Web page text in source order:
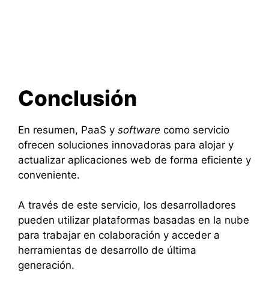
Conclusión
En resumen, PaaS y software como servicio
ofrecen soluciones innovadoras para alojar y
actualizar aplicaciones web de forma eficiente y
conveniente.
A través de este servicio, los desarrolladores
pueden utilizar plataformas basadas en la nube
para trabajar en colaboración y acceder a
herramientas de desarrollo de última
generación.